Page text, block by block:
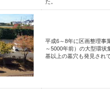
た。
平成6～8年に区画整理事
～5000年前）の大型環状
基以上の墓穴も発見され